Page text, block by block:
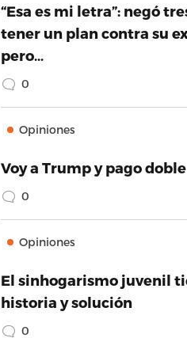
“Esa es mi letra”: negó
tener un plan contra su
pero…
0
Opiniones
Voy a Trump y pago doble
0
Opiniones
El sinhogarismo juvenil
historia y solución
0